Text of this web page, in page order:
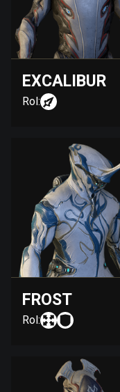
EXCALIBUR
Rol:
FROST
Rol: